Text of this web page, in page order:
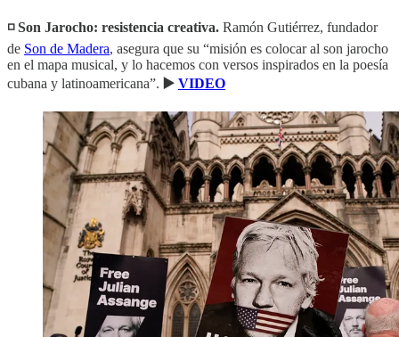
◽️ Son Jarocho: resistencia creativa. Ramón Gutiérrez, fundador
de Son de Madera, asegura que su “misión es colocar al son jarocho
en el mapa musical, y lo hacemos con versos inspirados en la poesía
cubana y latinoamericana”. ▶️ VIDEO